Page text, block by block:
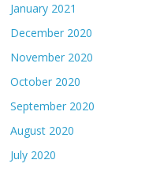
January 2021
December 2020
November 2020
October 2020
September 2020
August 2020
July 2020